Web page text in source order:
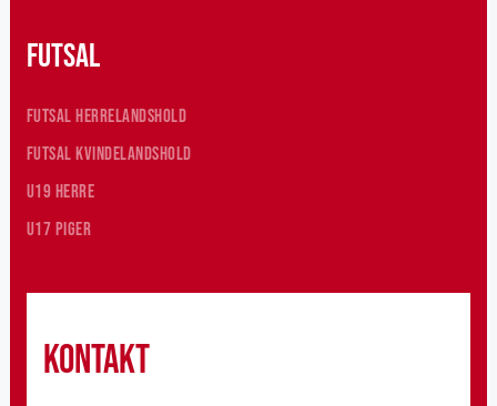
Futsal
Futsal herrelandshold
Futsal kvindelandshold
U19 herre
U17 piger
Kontakt